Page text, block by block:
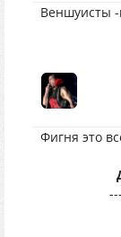
Веншуисты
Фигня это